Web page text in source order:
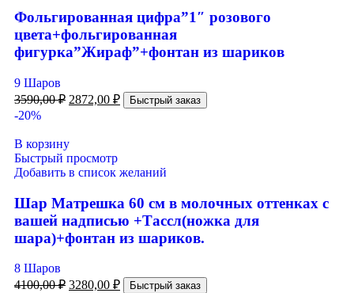
Фольгированная цифра”1″ розового
цвета+фольгированная
фигурка”Жираф”+фонтан из шариков
9 Шаров
3590,00₽ 2872,00 ₽ Быстрый заказ
-20%
В корзину
Быстрый просмотр
Добавить в список желаний
Шар Матрешка 60 см в молочных оттенках с
вашей надписью +Тассл(ножка для
шара)+фонтан из шариков.
8 Шаров
4100,00₽ 3280,00 ₽ Быстрый заказ